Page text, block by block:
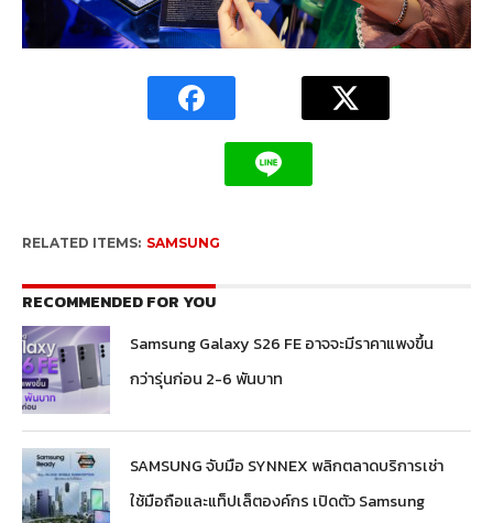
RELATED ITEMS: SAMSUNG
RECOMMENDED FOR YOU
Samsung Galaxy S26 FE อาจจะมีราคาแพงขึ้น
กว่ารุ่นก่อน 2-6 พันบาท
SAMSUNG จับมือ SYNNEX พลิกตลาดบริการเช่า
ใช้มือถือและแท็ปเล็ตองค์กร เปิดตัว Samsung